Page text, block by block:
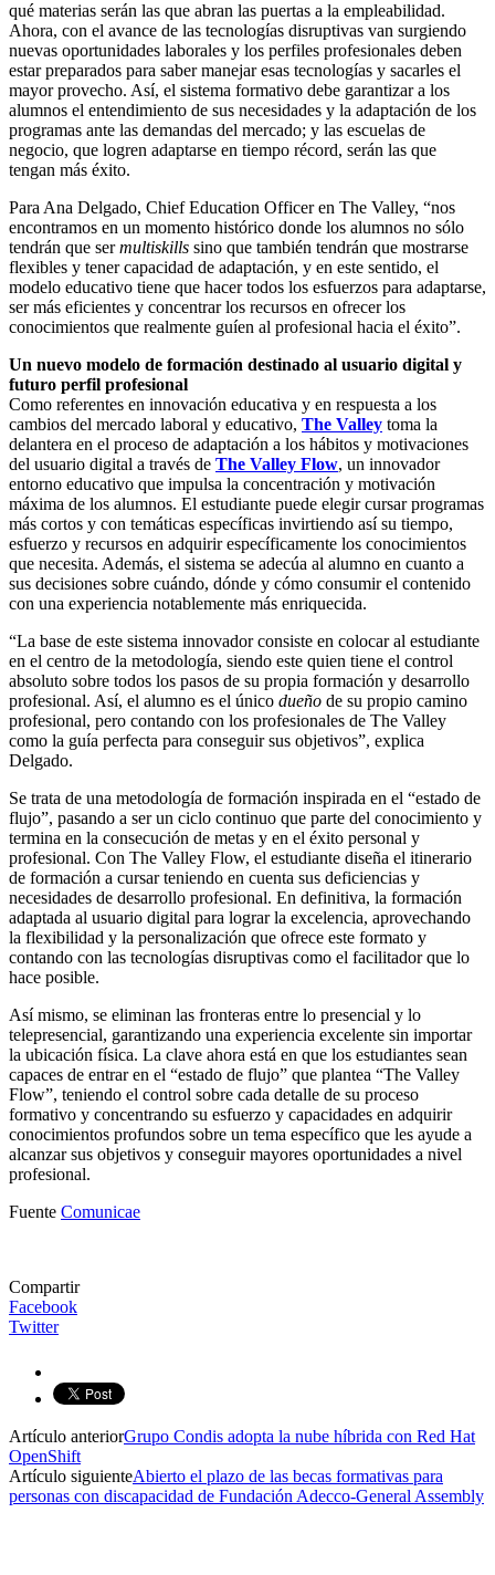
qué materias serán las que abran las puertas a la empleabilidad.
Ahora, con el avance de las tecnologías disruptivas van surgiendo
nuevas oportunidades laborales y los perfiles profesionales deben
estar preparados para saber manejar esas tecnologías y sacarles el
mayor provecho. Así, el sistema formativo debe garantizar a los
alumnos el entendimiento de sus necesidades y la adaptación de los
programas ante las demandas del mercado; y las escuelas de
negocio, que logren adaptarse en tiempo récord, serán las que
tengan más éxito.
Para Ana Delgado, Chief Education Officer en The Valley, “nos
encontramos en un momento histórico donde los alumnos no sólo
tendrán que sermultiskills sino que también tendrán que mostrarse
flexibles y tener capacidad de adaptación, y en este sentido, el
modelo educativo tiene que hacer todos los esfuerzos para adaptarse,
ser más eficientes y concentrar los recursos en ofrecer los
conocimientos que realmente guíen al profesional hacia el éxito”.
Un nuevo modelo de formación destinado al usuario digital y
futuro perfil profesional
Como referentes en innovación educativa y en respuesta a los
cambios del mercado laboral y educativo, The Valley toma la
delantera en el proceso de adaptación a los hábitos y motivaciones
del usuario digital a través de The Valley Flow, un innovador
entorno educativo que impulsa la concentración y motivación
máxima de los alumnos. El estudiante puede elegir cursar programas
más cortos y con temáticas específicas invirtiendo así su tiempo,
esfuerzo y recursos en adquirir específicamente los conocimientos
que necesita. Además, el sistema se adecúa al alumno en cuanto a
sus decisiones sobre cuándo, dónde y cómo consumir el contenido
con una experiencia notablemente más enriquecida.
“La base de este sistema innovador consiste en colocar al estudiante
en el centro de la metodología, siendo este quien tiene el control
absoluto sobre todos los pasos de su propia formación y desarrollo
profesional. Así, el alumno es el único dueño de su propio camino
profesional, pero contando con los profesionales de The Valley
como la guía perfecta para conseguir sus objetivos”, explica
Delgado.
Se trata de una metodología de formación inspirada en el “estado de
flujo”, pasando a ser un ciclo continuo que parte del conocimiento y
termina en la consecución de metas y en el éxito personal y
profesional. Con The Valley Flow, el estudiante diseña el itinerario
de formación a cursar teniendo en cuenta sus deficiencias y
necesidades de desarrollo profesional. En definitiva, la formación
adaptada al usuario digital para lograr la excelencia, aprovechando
la flexibilidad y la personalización que ofrece este formato y
contando con las tecnologías disruptivas como el facilitador que lo
hace posible.
Así mismo, se eliminan las fronteras entre lo presencial y lo
telepresencial, garantizando una experiencia excelente sin importar
la ubicación física. La clave ahora está en que los estudiantes sean
capaces de entrar en el “estado de flujo” que plantea “The Valley
Flow”, teniendo el control sobre cada detalle de su proceso
formativo y concentrando su esfuerzo y capacidades en adquirir
conocimientos profundos sobre un tema específico que les ayude a
alcanzar sus objetivos y conseguir mayores oportunidades a nivel
profesional.
Fuente Comunicae
Compartir
Facebook
Twitter
Artículo anteriorGrupo Condis adopta la nube híbrida con Red Hat
OpenShift
Artículo siguienteAbierto el plazo de las becas formativas para
personas con discapacidad de Fundación Adecco-General Assembly